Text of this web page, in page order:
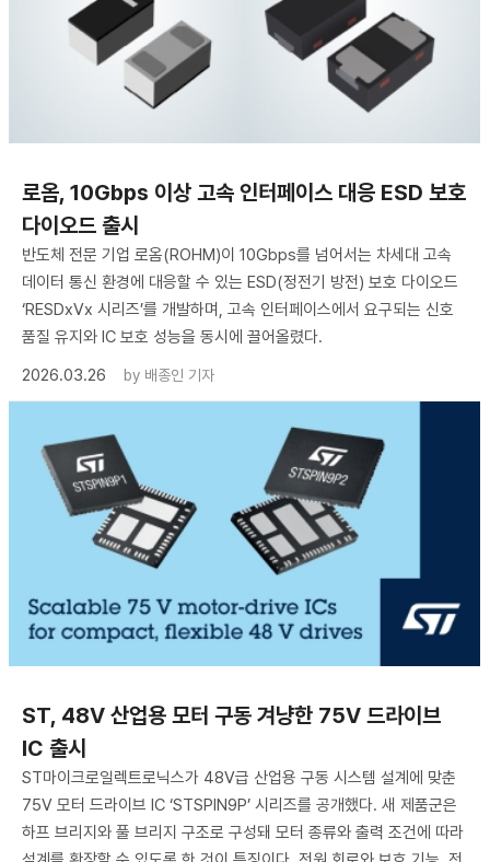
로옴, 10Gbps 이상 고속 인터페이스 대응 ESD 보호
다이오드 출시
반도체 전문 기업 로옴(ROHM)이 10Gbps를 넘어서는 차세대 고속
데이터 통신 환경에 대응할 수 있는 ESD(정전기 방전) 보호 다이오드
‘RESDxVx 시리즈’를 개발하며, 고속 인터페이스에서 요구되는 신호
품질 유지와 IC 보호 성능을 동시에 끌어올렸다.
2026.03.26
by 배종인 기자
ST, 48V 산업용 모터 구동 겨냥한 75V 드라이브
IC 출시
ST마이크로일렉트로닉스가 48V급 산업용 구동 시스템 설계에 맞춘
75V 모터 드라이브 IC ‘STSPIN9P’ 시리즈를 공개했다. 새 제품군은
하프 브리지와 풀 브리지 구조로 구성돼 모터 종류와 출력 조건에 따라